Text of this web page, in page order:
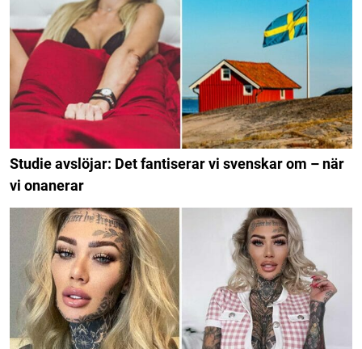
Studie avslöjar: Det fantiserar vi svenskar om – när
vi onanerar